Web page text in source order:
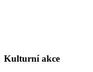
Kulturní akce